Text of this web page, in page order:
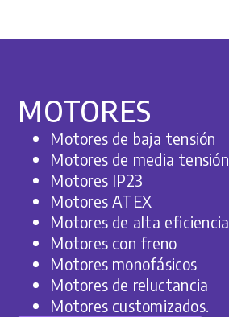
MOTORES
Motores de baja tensión
Motores de media tensión
Motores IP23
Motores ATEX
Motores de alta eficiencia
Motores con freno
Motores monofásicos
Motores de reluctancia
Motores customizados.